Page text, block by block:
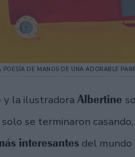
POESÍA DE MANOS DE UNA ADORABLE
y la ilustradora Albertine
se terminaron
interesantes del